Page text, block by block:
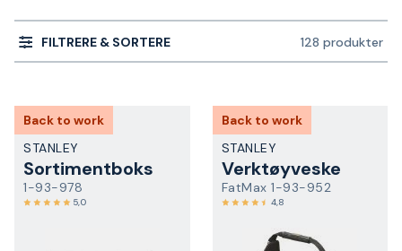
FILTRERE & SORTERE 128 produkter
Back to work
STANLEY
Sortimentboks
1-93-978
5,0
Back to work
STANLEY
Verktøyveske
FatMax 1-93-952
4,8